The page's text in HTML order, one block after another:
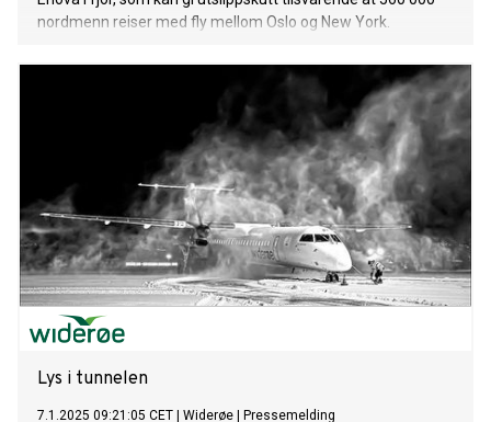
nordmenn reiser med fly mellom Oslo og New York.
Lys i tunnelen
7.1.2025 09:21:05 CET Widerøe Pressemelding